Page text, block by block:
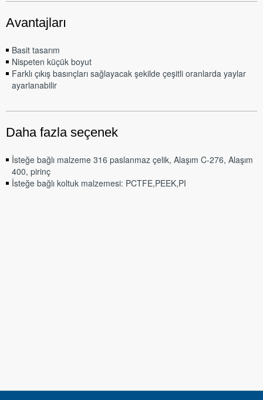
Avantajları
Basit tasarım
Nispeten küçük boyut
Farklı çıkış basınçları sağlayacak şekilde çeşitli oranlarda yaylar
ayarlanabilir
Daha fazla seçenek
İsteğe bağlı malzeme 316 paslanmaz çelik, Alaşım C-276, Alaşım
400, pirinç
İsteğe bağlı koltuk malzemesi: PCTFE,PEEK,PI